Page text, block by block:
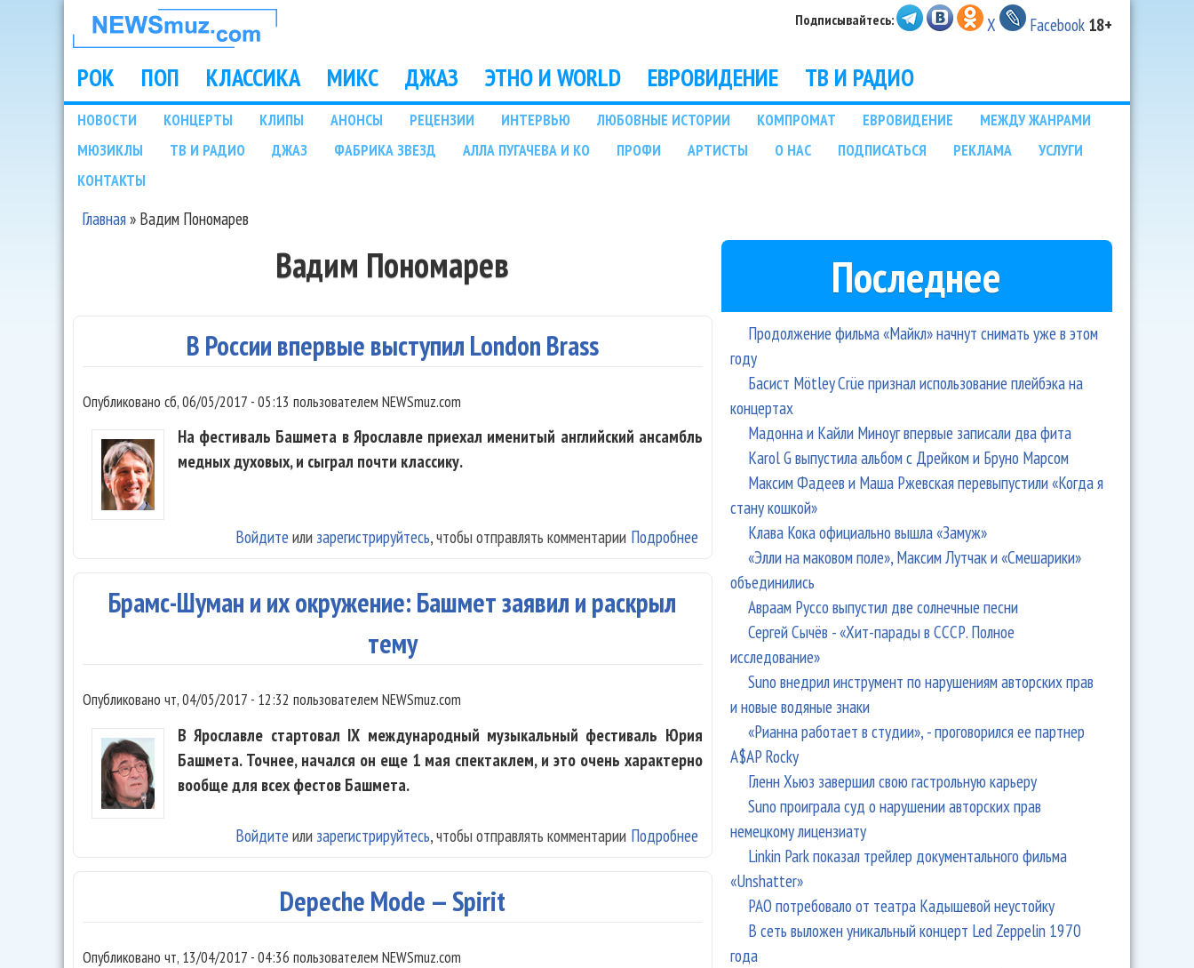
НОВОСТИ
МУЗЫКИ И
ШОУ БИЗНЕСА
NEWSMUZ.COM
Подписывайтесь: X Facebook 18+
Main menu
РОК ПОП КЛАССИКА МИКС ДЖАЗ ЭТНО И WORLD ЕВРОВИДЕНИЕ ТВ И РАДИО
Подразделы
НОВОСТИ КОНЦЕРТЫ КЛИПЫ АНОНСЫ РЕЦЕНЗИИ ИНТЕРВЬЮ ЛЮБОВНЫЕ ИСТОРИИ КОМПРОМАТ ЕВРОВИДЕНИЕ
МЕЖДУ ЖАНРАМИ
МЮЗИКЛЫ
ТВ И РАДИО ДЖАЗ ФАБРИКА ЗВЕЗД АЛЛА ПУГАЧЕВА И КО ПРОФИ АРТИСТЫ О НАС ПОДПИСАТЬСЯ РЕКЛАМА
УСЛУГИ
КОНТАКТЫ
Вы здесь
Главная» Вадим Пономарев
Вадим Пономарев
В России впервые выступил London Brass
Опубликовано сб, 06/05/2017 - 05:13 пользователем NEWSmuz.com
На фестиваль Башмета в Ярославле приехал именитый английский ансамбль
медных духовых, и сыграл почти классику.
Подробнее о В России впервые выступил London Brass
Войдите или зарегистрируйтесь, чтобы отправлять комментарии
Брамс-Шуман и их окружение: Башмет заявил и раскрыл
тему
Опубликовано чт, 04/05/2017 - 12:32 пользователем NEWSmuz.com
В Ярославле стартовал IX международный музыкальный фестиваль Юрия
Башмета. Точнее, начался он еще 1 мая спектаклем, и это очень характерно
вообще для всех фестов Башмета.
Подробнее о Брамс-Шуман и их окружение: Башмет заявил и раскрыл тему
Войдите или зарегистрируйтесь, чтобы отправлять комментарии
Depeche Mode — Spirit
Опубликовано чт, 13/04/2017 - 04:36 пользователем NEWSmuz.com
Последнее
Продолжение фильма «Майкл» начнут снимать уже в этом
году
Басист Mötley Crüe признал использование плейбэка на
концертах
Мадонна и Кайли Миноуг впервые записали два фита
Karol G выпустила альбом с Дрейком и Бруно Марсом
Максим Фадеев и Маша Ржевская перевыпустили «Когда я
стану кошкой»
Клава Кока официально вышла «Замуж»
«Элли на маковом поле», Максим Лутчак и «Смешарики»
объединились
Авраам Руссо выпустил две солнечные песни
Сергей Сычёв - «Хит-парады в СССР. Полное
исследование»
Suno внедрил инструмент по нарушениям авторских прав
и новые водяные знаки
«Рианна работает в студии», - проговорился ее партнер
A$AP Rocky
Гленн Хьюз завершил свою гастрольную карьеру
Suno проиграла суд о нарушении авторских прав
немецкому лицензиату
Linkin Park показал трейлер документального фильма
«Unshatter»
РАО потребовало от театра Кадышевой неустойку
В сеть выложен уникальный концерт Led Zeppelin 1970
года